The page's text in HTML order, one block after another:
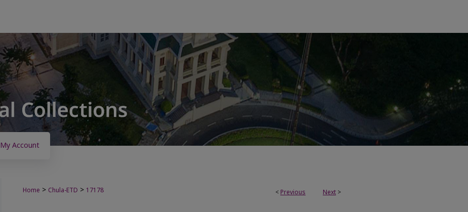
My Account
< Previous Next >
Home > Chula-ETD > 17178